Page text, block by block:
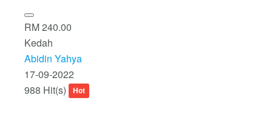
RM 240.00
Kedah
Abidin Yahya
17-09-2022
988 Hit(s)
Hot